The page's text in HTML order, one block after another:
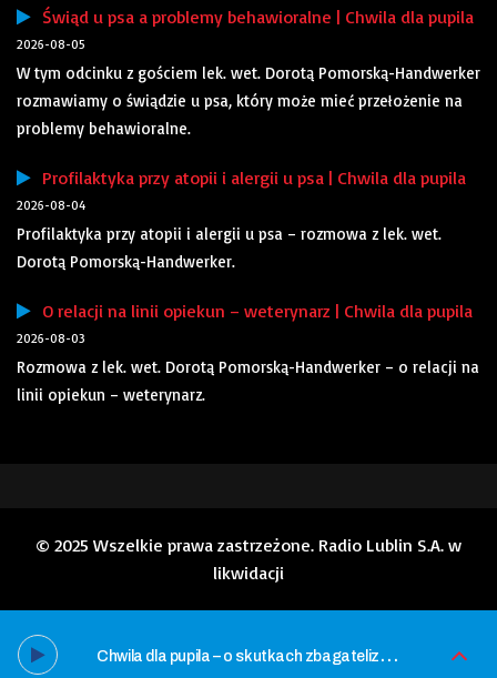
Świąd u psa a problemy behawioralne | Chwila dla pupila
2026-08-05
W tym odcinku z gościem lek. wet. Dorotą Pomorską-Handwerker
rozmawiamy o świądzie u psa, który może mieć przełożenie na
problemy behawioralne.
Profilaktyka przy atopii i alergii u psa | Chwila dla pupila
2026-08-04
Profilaktyka przy atopii i alergii u psa – rozmowa z lek. wet.
Dorotą Pomorską-Handwerker.
O relacji na linii opiekun – weterynarz | Chwila dla pupila
2026-08-03
Rozmowa z lek. wet. Dorotą Pomorską-Handwerker – o relacji na
linii opiekun – weterynarz.
© 2025 Wszelkie prawa zastrzeżone. Radio Lublin S.A. w
likwidacji
C
hwila dla pupila – o skutkach zbagatelizowania alergii u psa